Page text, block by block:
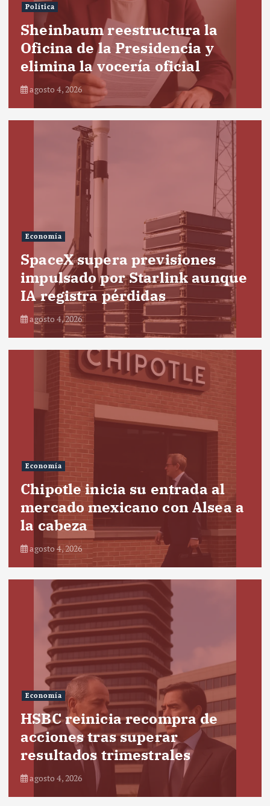
Política
Sheinbaum reestructura la
Oficina de la Presidencia y
elimina la vocería oficial
agosto 4, 2026
Economía
SpaceX supera previsiones
impulsado por Starlink aunque
IA registra pérdidas
agosto 4, 2026
Economía
Chipotle inicia su entrada al
mercado mexicano con Alsea a
la cabeza
agosto 4, 2026
Economía
HSBC reinicia recompra de
acciones tras superar
resultados trimestrales
agosto 4, 2026